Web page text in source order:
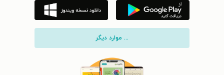
... موارد دیگر